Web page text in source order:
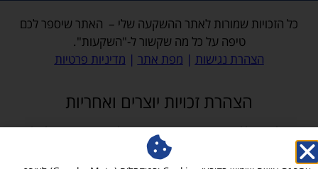
כל הזכויות שמורות לאתר ההשקעה שלי – האתר שיספר לכם
טיפה על כל מה שקשור ל-"השקעות".
הצהרת נגישות | מפת אתר | מדיניות פרטיות
הצהרת זכויות יוצרים ואחריות
האתר, לרבות כלל התכנים והמדיה המופיעים בו, לרבות תמונות, פועל על פי דין
ומכבד את זכויות הקניין הרוחני של צדדים שלישיים. מובהר כי ייתכן ובטעות עלה
לאתר תוכן (לרבות תמונות) אשר עשוי להוות הפרה לכאורה של זכויות יוצרים.